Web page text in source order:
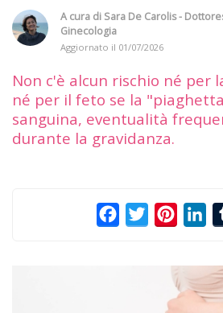
A cura di Sara De Carolis -
Ginecologia
Aggiornato il 01/07/2026
Non c'è alcun rischio né per
né per il feto se la
sanguina, eventualità
durante la gravidanza.
FacebookTwitter